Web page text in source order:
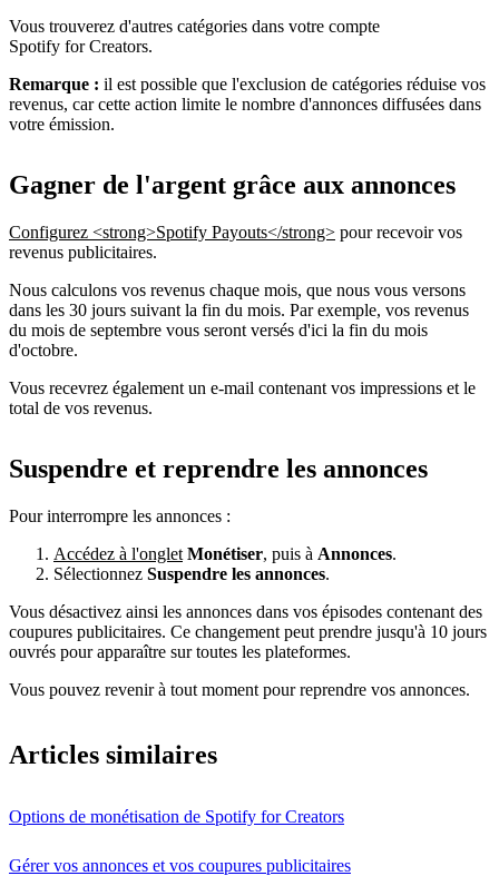
Vous trouverez d'autres catégories dans votre compte
Spotify for Creators.
Remarque : il est possible que l'exclusion de catégories réduise vos
revenus, car cette action limite le nombre d'annonces diffusées dans
votre émission.
Gagner de l'argent grâce aux annonces
Configurez <strong>Spotify Payouts</strong> pour recevoir vos
revenus publicitaires.
Nous calculons vos revenus chaque mois, que nous vous versons
dans les 30 jours suivant la fin du mois. Par exemple, vos revenus
du mois de septembre vous seront versés d'ici la fin du mois
d'octobre.
Vous recevrez également un e-mail contenant vos impressions et le
total de vos revenus.
Suspendre et reprendre les annonces
Pour interrompre les annonces :
Accédez à l'onglet Monétiser, puis à Annonces.
Sélectionnez Suspendre les annonces.
Vous désactivez ainsi les annonces dans vos épisodes contenant des
coupures publicitaires. Ce changement peut prendre jusqu'à 10 jours
ouvrés pour apparaître sur toutes les plateformes.
Vous pouvez revenir à tout moment pour reprendre vos annonces.
Articles similaires
Options de monétisation de Spotify for Creators
Gérer vos annonces et vos coupures publicitaires